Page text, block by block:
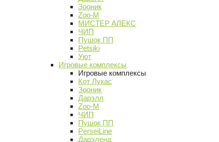
Зооник
Zoo-M
МИСТЕР АЛЕКС
ЧИП
Пушок ПП
Petsiki
Уют
Игровые комплексы
Игровые комплексы
Кот Лукас
Зооник
Дарэлл
Zoo-M
ЧИП
Пушок ПП
PerseiLine
Дарэленд